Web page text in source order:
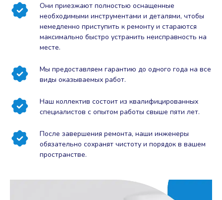
Они приезжают полностью оснащенные
необходимыми инструментами и деталями, чтобы
немедленно приступить к ремонту и стараются
максимально быстро устранить неисправность на
месте.
Мы предоставляем гарантию до одного года на все
виды оказываемых работ.
Наш коллектив состоит из квалифицированных
специалистов с опытом работы свыше пяти лет.
После завершения ремонта, наши инженеры
обязательно сохранят чистоту и порядок в вашем
пространстве.